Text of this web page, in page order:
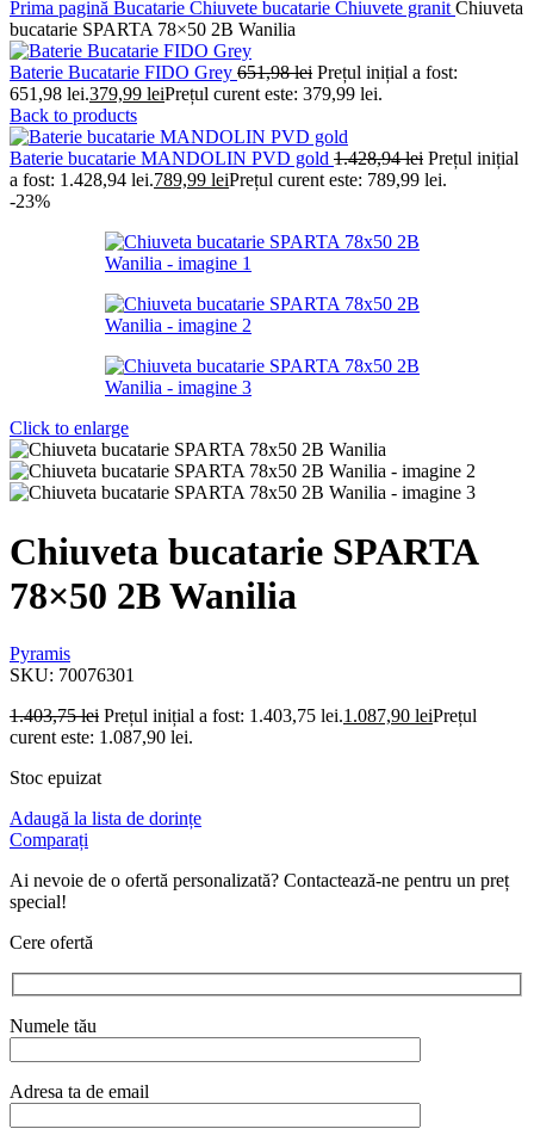
Prima pagină Bucatarie Chiuvete bucatarie Chiuvete granit Chiuveta
bucatarie SPARTA 78×50 2B Wanilia
Baterie Bucatarie FIDO Grey 651,98lei Prețul inițial a fost:
651,98 lei.379,99 leiPrețul curent este: 379,99 lei.
Back to products
Baterie bucatarie MANDOLIN PVD gold 1.428,94lei Prețul inițial
a fost: 1.428,94 lei.789,99 leiPrețul curent este: 789,99 lei.
-23%
Click to enlarge
Chiuveta bucatarie SPARTA
78×50 2B Wanilia
Pyramis
SKU: 70076301
1.403,75lei Prețul inițial a fost: 1.403,75 lei.1.087,90 leiPrețul
curent este: 1.087,90 lei.
Stoc epuizat
Adaugă la lista de dorințe
Comparați
Ai nevoie de o ofertă personalizată? Contactează-ne pentru un preț
special!
Cere ofertă
Numele tău
Adresa ta de email